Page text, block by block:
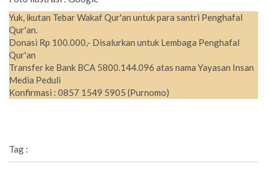
Yuk, ikutan Tebar Wakaf Qur'an untuk para santri Penghafal
Qur'an.
Donasi Rp 100.000,- Disalurkan untuk Lembaga Penghafal
Qur'an
Transfer ke Bank BCA 5800.144.096 atas nama Yayasan Insan
Media Peduli
Konfirmasi : 0857 1549 5905 (Purnomo)
Tag :